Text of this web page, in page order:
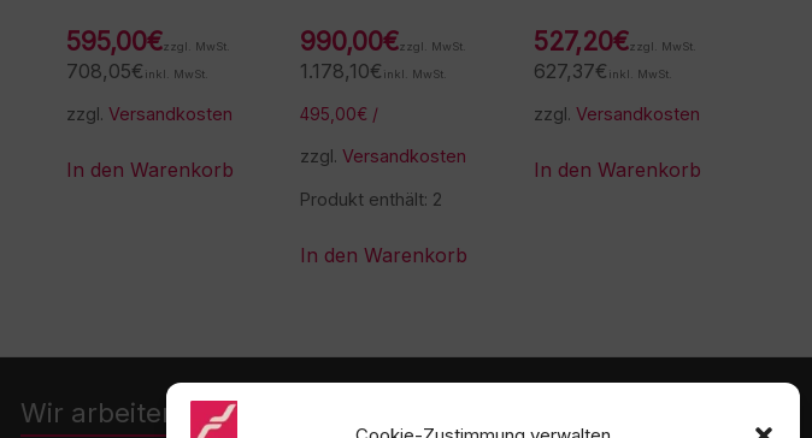
595,00€zzgl. MwSt.
708,05€ inkl. MwSt.
zzgl. Versandkosten
In den Warenkorb
990,00€zzgl. MwSt.
1.178,10€ inkl. MwSt.
495,00€/
zzgl. Versandkosten
Produkt enthält: 2
In den Warenkorb
527,20€zzgl. MwSt.
627,37€ inkl. MwSt.
zzgl. Versandkosten
In den Warenkorb
Wir arbeiten zusammen